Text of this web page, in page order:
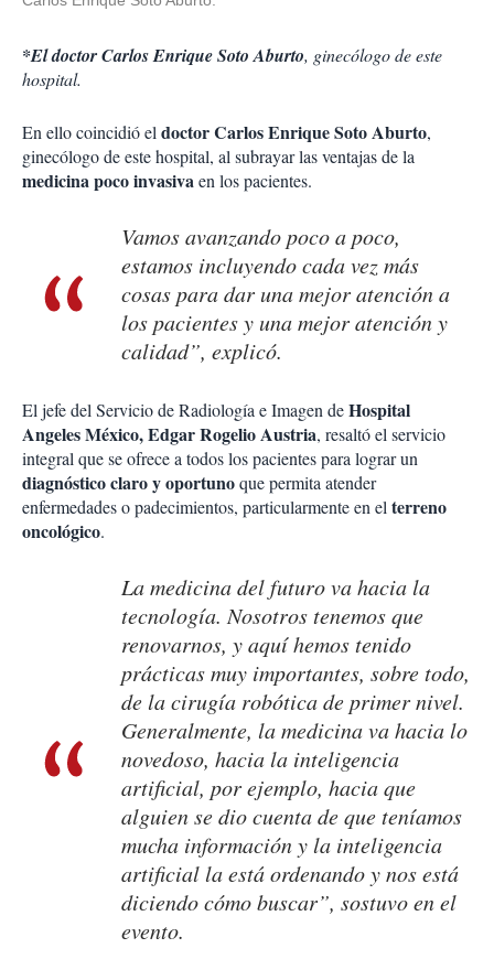
*El doctor Carlos Enrique Soto Aburto, ginecólogo de este
hospital.
En ello coincidió eldoctor Carlos Enrique Soto Aburto,
ginecólogo de este hospital, al subrayar las ventajas de la
medicina poco invasivaen los pacientes.
Vamos avanzando poco a poco,
estamos incluyendo cada vez más
cosas para dar una mejor atención a
los pacientes y una mejor atención y
calidad”, explicó.
El jefe del Servicio de Radiología e Imagen deHospital
Angeles México, Edgar Rogelio Austria, resaltó el servicio
integral que se ofrece a todos los pacientes para lograr un
diagnóstico claro y oportunoque permita atender
enfermedades o padecimientos, particularmente en elterreno
oncológico.
La medicina del futuro va hacia la
tecnología. Nosotros tenemos que
renovarnos, y aquí hemos tenido
prácticas muy importantes, sobre todo,
de la cirugía robótica de primer nivel.
Generalmente, la medicina va hacia lo
novedoso, hacia la inteligencia
artificial, por ejemplo, hacia que
alguien se dio cuenta de que teníamos
mucha información y la inteligencia
artificial la está ordenando y nos está
diciendo cómo buscar”, sostuvo en el
evento.